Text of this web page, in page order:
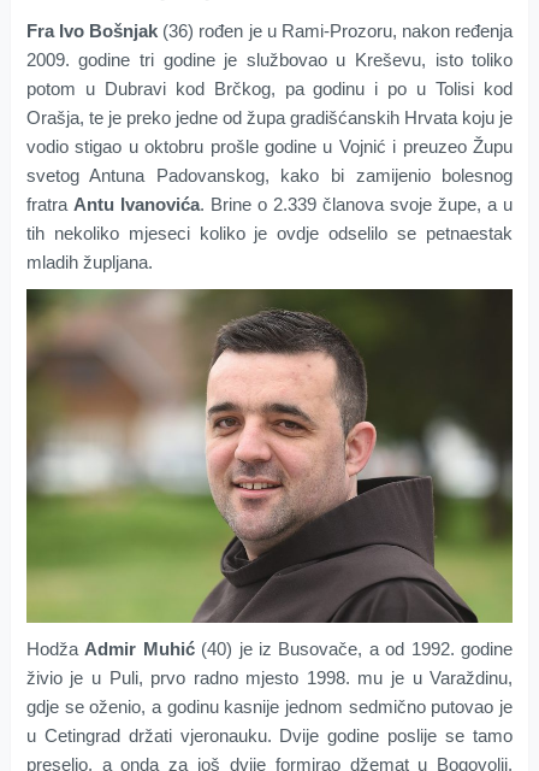
Fra Ivo Bošnjak (36) rođen je u Rami-Prozoru, nakon ređenja
2009. godine tri godine je službovao u Kreševu, isto toliko
potom u Dubravi kod Brčkog, pa godinu i po u Tolisi kod
Orašja, te je preko jedne od župa gradišćanskih Hrvata koju je
vodio stigao u oktobru prošle godine u Vojnić i preuzeo Župu
svetog Antuna Padovanskog, kako bi zamijenio bolesnog
fratra Antu Ivanovića. Brine o 2.339 članova svoje župe, a u
tih nekoliko mjeseci koliko je ovdje odselilo se petnaestak
mladih župljana.
Hodža Admir Muhić(40) je iz Busovače, a od 1992. godine
živio je u Puli, prvo radno mjesto 1998. mu je u Varaždinu,
gdje se oženio, a godinu kasnije jednom sedmično putovao je
u Cetingrad držati vjeronauku. Dvije godine poslije se tamo
preselio, a onda za još dvije formirao džemat u Bogovolji,